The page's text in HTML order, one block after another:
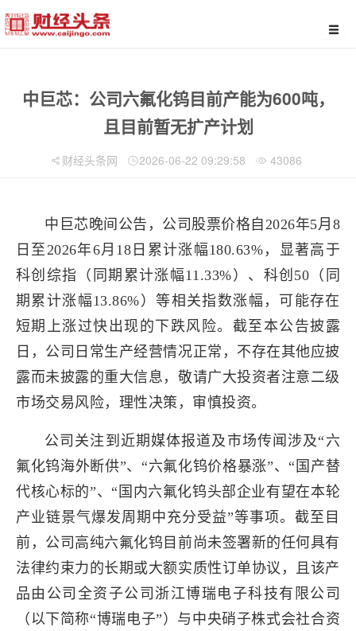
中巨芯：公司六氟化钨目前产能为600吨，
且目前暂无扩产计划
财经头条网 2026-06-22 09:29:58 43086
中巨芯晚间公告，公司股票价格自2026年5月8
日至2026年6月18日累计涨幅180.63%，显著高于
科创综指（同期累计涨幅11.33%）、科创50（同
期累计涨幅13.86%）等相关指数涨幅，可能存在
短期上涨过快出现的下跌风险。截至本公告披露
日，公司日常生产经营情况正常，不存在其他应披
露而未披露的重大信息，敬请广大投资者注意二级
市场交易风险，理性决策，审慎投资。
公司关注到近期媒体报道及市场传闻涉及“六
氟化钨海外断供”、“六氟化钨价格暴涨”、“国产替
代核心标的”、“国内六氟化钨头部企业有望在本轮
产业链景气爆发周期中充分受益”等事项。截至目
前，公司高纯六氟化钨目前尚未签署新的任何具有
法律约束力的长期或大额实质性订单协议，且该产
品由公司全资子公司浙江博瑞电子科技有限公司
（以下简称“博瑞电子”）与中央硝子株式会社合资